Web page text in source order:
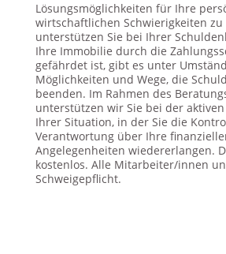
Lösungsmöglichkeiten für Ihre
wirtschaftlichen Schwierigkeiten
unterstützen Sie bei Ihrer
Ihre Immobilie durch die
gefährdet ist, gibt es unter
Möglichkeiten und Wege, die
beenden. Im Rahmen des
unterstützen wir Sie bei der
Ihrer Situation, in der Sie die
Verantwortung über Ihre
Angelegenheiten wiedererlangen.
kostenlos. Alle Mitarbeiter/innen
Schweigepflicht.